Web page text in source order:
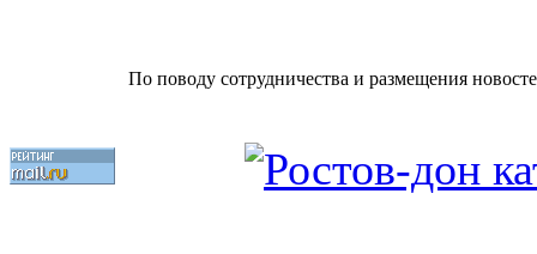
По поводу сотрудничества и размещения